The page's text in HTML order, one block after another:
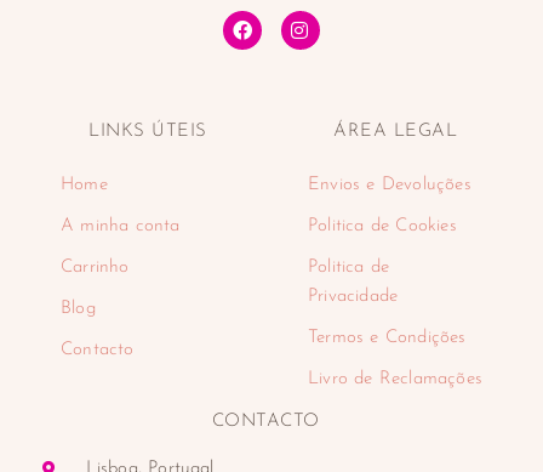
Tratamentos faciais
Eletrodomésticos
Balanças
Máquinas de barbear
Fornos de encastre
LINKS ÚTEIS
Home
A minha conta
Carrinho
Blog
Contacto
ÁREA LEGAL
Envios e Devoluções
Politica de Cookies
Politica de
Privacidade
Termos e Condições
Livro de Reclamações
CONTACTO